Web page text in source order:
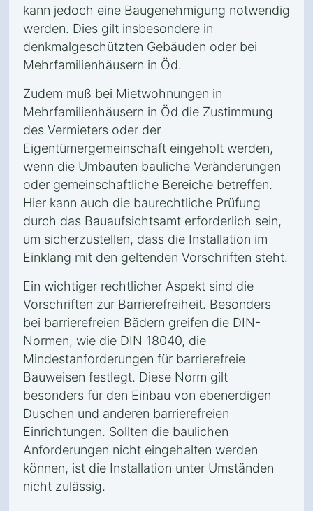
kann jedoch eine Baugenehmigung notwendig
werden. Dies gilt insbesondere in
denkmalgeschützten Gebäuden oder bei
Mehrfamilienhäusern in Öd.
Zudem muß bei Mietwohnungen in
Mehrfamilienhäusern in Öd die Zustimmung
des Vermieters oder der
Eigentümergemeinschaft eingeholt werden,
wenn die Umbauten bauliche Veränderungen
oder gemeinschaftliche Bereiche betreffen.
Hier kann auch die baurechtliche Prüfung
durch das Bauaufsichtsamt erforderlich sein,
um sicherzustellen, dass die Installation im
Einklang mit den geltenden Vorschriften steht.
Ein wichtiger rechtlicher Aspekt sind die
Vorschriften zur Barrierefreiheit. Besonders
bei barrierefreien Bädern greifen die DIN-
Normen, wie die DIN 18040, die
Mindestanforderungen für barrierefreie
Bauweisen festlegt. Diese Norm gilt
besonders für den Einbau von ebenerdigen
Duschen und anderen barrierefreien
Einrichtungen. Sollten die baulichen
Anforderungen nicht eingehalten werden
können, ist die Installation unter Umständen
nicht zulässig.